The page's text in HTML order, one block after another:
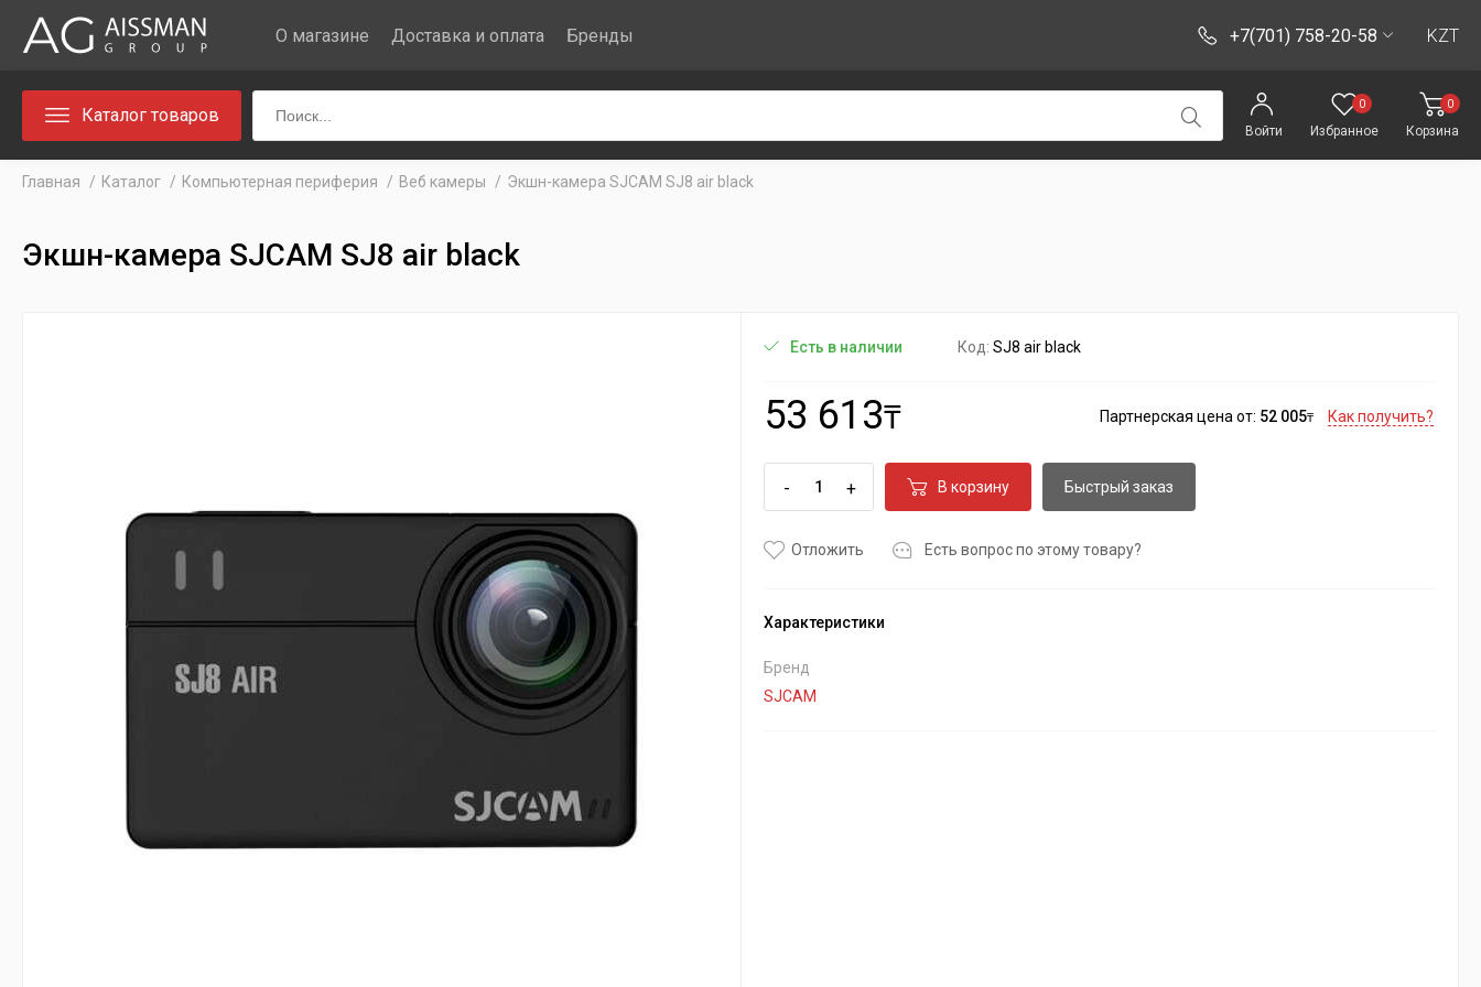
О магазине Доставка и оплата Бренды +7(701) 758-20-58 KZT
Каталог товаров
Войти
0
Избранное
0
Корзина
Главная Каталог Компьютерная периферия Веб камеры Экшн-камера SJCAM SJ8 air black
Экшн-камера SJCAM SJ8 air black
Есть в наличии Код: SJ8 air black
53 613₸ Партнерская цена от: 52 005₸ Как получить?
- + В корзину Быстрый заказ
Отложить Есть вопрос по этому товару?
Характеристики
Бренд
SJCAM